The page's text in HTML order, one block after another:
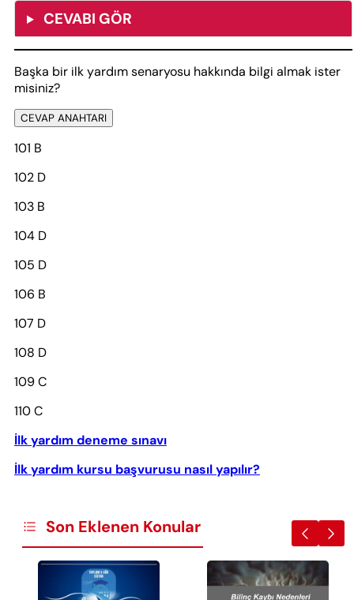
CEVABI GÖR
Başka bir ilk yardım senaryosu hakkında bilgi almak ister
misiniz?
CEVAP ANAHTARI
101 B
102 D
103 B
104 D
105 D
106 B
107 D
108 D
109 C
110 C
İlk yardım deneme sınavı
İlk yardım kursu başvurusu nasıl yapılır?
Son Eklenen Konular